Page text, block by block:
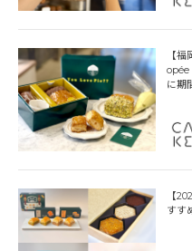
【
opée
に期
【
すす